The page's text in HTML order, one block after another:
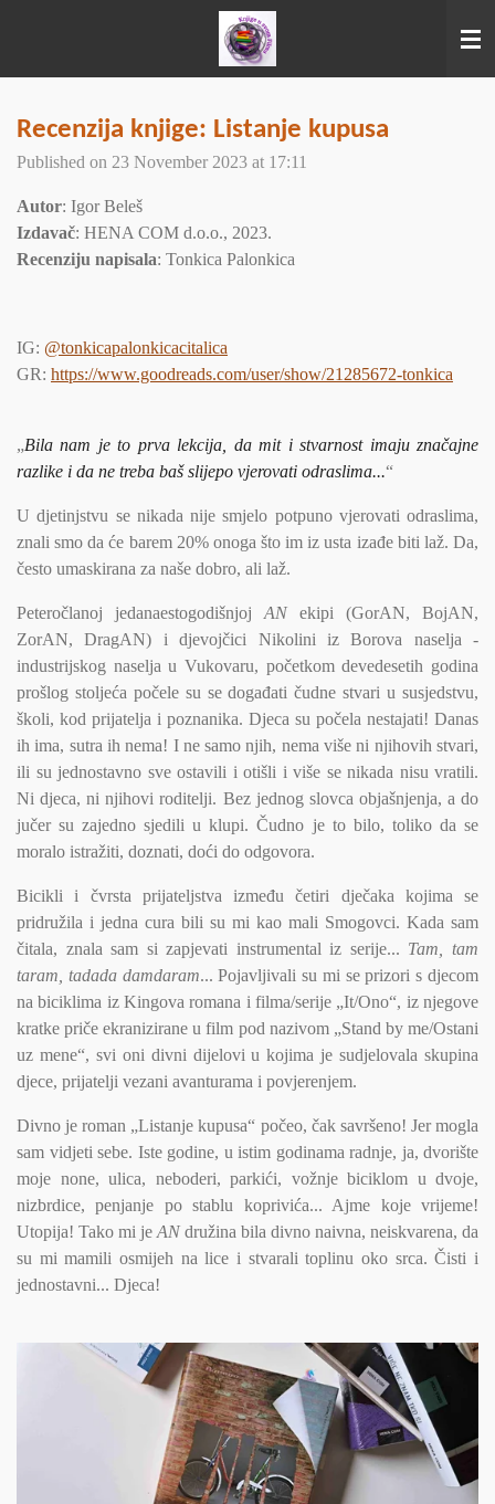
main
Recenzija knjige: Listanje kupusa
Published on 23 November 2023 at 17:11
Autor: Igor Beleš
Izdavač: HENA COM d.o.o., 2023.
Recenziju napisala: Tonkica Palonkica
IG: @tonkicapalonkicacitalica
GR: https://www.goodreads.com/user/show/21285672-tonkica
„Bila nam je to prva lekcija, da mit i stvarnost imaju značajne
razlike i da ne treba baš slijepo vjerovati odraslima...“
U djetinjstvu se nikada nije smjelo potpuno vjerovati odraslima,
znali smo da će barem 20% onoga što im iz usta izađe biti laž. Da,
često umaskirana za naše dobro, ali laž.
Peteročlanoj jedanaestogodišnjojAN ekipi (GorAN, BojAN,
ZorAN, DragAN) i djevojčici Nikolini iz Borova naselja -
industrijskog naselja u Vukovaru, početkom devedesetih godina
prošlog stoljeća počele su se događati čudne stvari u susjedstvu,
školi, kod prijatelja i poznanika. Djeca su počela nestajati! Danas
ih ima, sutra ih nema! I ne samo njih, nema više ni njihovih stvari,
ili su jednostavno sve ostavili i otišli i više se nikada nisu vratili.
Ni djeca, ni njihovi roditelji. Bez jednog slovca objašnjenja, a do
jučer su zajedno sjedili u klupi. Čudno je to bilo, toliko da se
moralo istražiti, doznati, doći do odgovora.
Bicikli i čvrsta prijateljstva između četiri dječaka kojima se
pridružila i jedna cura bili su mi kao mali Smogovci. Kada sam
čitala, znala sam si zapjevati instrumental iz serije... Tam, tam
taram, tadada damdaram... Pojavljivali su mi se prizori s djecom
na biciklima iz Kingova romana i filma/serije „It/Ono“, iz njegove
kratke priče ekranizirane u film pod nazivom „Stand by me/Ostani
uz mene“, svi oni divni dijelovi u kojima je sudjelovala skupina
djece, prijatelji vezani avanturama i povjerenjem.
Divno je roman „Listanje kupusa“ počeo, čak savršeno! Jer mogla
sam vidjeti sebe. Iste godine, u istim godinama radnje, ja, dvorište
moje none, ulica, neboderi, parkići, vožnje biciklom u dvoje,
nizbrdice, penjanje po stablu koprivića... Ajme koje vrijeme!
Utopija! Tako mi jeAN družina bila divno naivna, neiskvarena, da
su mi mamili osmijeh na lice i stvarali toplinu oko srca. Čisti i
jednostavni... Djeca!